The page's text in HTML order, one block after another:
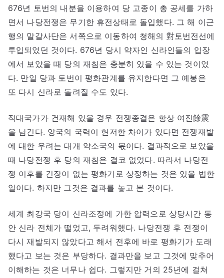
676년 토번의 내분을 이용하여 당 고종이 총 공세를 가하
면서 나당전쟁은 무기한 휴전상태로 돌입했다. 그 해 이근
행의 말갈사단은 서쪽으로 이동하여 청해의 對토번전선에
투입되었던 것이다. 676년 당시 약자인 신라인들의 입장
에서 보았을 때 당의 재침은 충분히 있을 수 있는 것이었
다. 만일 당과 토번이 평화관계를 유지한다면 그 예봉은
또 다시 신라로 돌려질 수도 있다.
적대국가가 건재해 있을 경우 전쟁종결은 항상 여진餘震
을 남긴다. 양국의 국력이 현저한 차이가 있다면 전쟁재발
에 대한 우려는 대개 약소국의 몫이다. 결과적으로 보았을
때 나당전쟁 후 당의 재침은 결코 없었다. 따라서 나당전
쟁 이후를 긴장이 없는 평화기로 상정하는 것은 있을 법한
일이다. 하지만 그것은 결과를 놓고 본 것이다.
세계 최강국 당이 신라조정에 가한 압력으로 상당시간 동
안 신라 전체가 떨었고, 두려워했다. 나당전쟁 후 전쟁이
다시 재발되지 않았다고 해서 전후에 바로 평화기가 도래
했다고 보는 것은 부당하다. 결과만을 보고 그것에 맞추어
이해하는 것은 너무나 쉽다. 그렇지만 거의 25년에 걸쳐